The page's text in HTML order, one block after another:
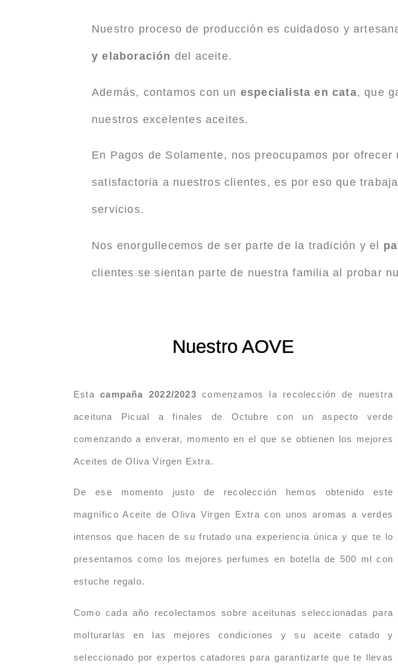
Nuestro proceso de producción es cuidadoso y
y elaboración del aceite.
Además, contamos con un especialista en cata, que
nuestros excelentes aceites.
En Pagos de Solamente, nos preocupamos por
satisfactoria a nuestros clientes, es por eso que
servicios.
Nos enorgullecemos de ser parte de la tradición y el
clientes se sientan parte de nuestra familia al probar
Nuestro AOVE
Estacampaña 2022/2023 comenzamos la recolección de nuestra
aceituna Picual a finales de Octubre con un aspecto verde
comenzando a enverar, momento en el que se obtienen los mejores
Aceites de Oliva Virgen Extra.
De ese momento justo de recolección hemos obtenido este
magnífico Aceite de Oliva Virgen Extra con unos aromas a verdes
intensos que hacen de su frutado una experiencia única y que te lo
presentamos como los mejores perfumes en botella de 500 ml con
estuche regalo.
Como cada año recolectamos sobre aceitunas seleccionadas para
molturarlas en las mejores condiciones y su aceite catado y
seleccionado por expertos catadores para garantizarte que te llevas